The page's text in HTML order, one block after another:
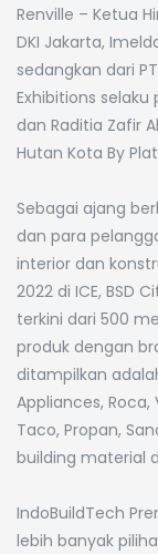
Renville – Ketua
DKI Jakarta,
sedangkan dari
Exhibitions
dan Raditia Zafir
Hutan Kota By
Sebagai ajang
dan para
interior dan
2022 di ICE, BSD
terkini dari 500
produk dengan
ditampilkan
Appliances, Roca,
Taco, Propan,
building material
IndoBuildTech
lebih banyak